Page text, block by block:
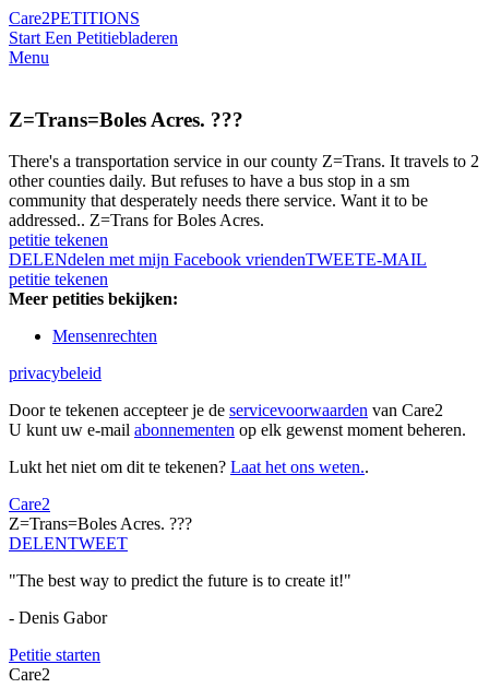
Care2PETITIONS
Start Een Petitiebladeren
Menu
Z=Trans=Boles Acres. ???
There's a transportation service in our county Z=Trans. It travels to 2
other counties daily. But refuses to have a bus stop in a sm
community that desperately needs there service. Want it to be
addressed.. Z=Trans for Boles Acres.
petitie tekenen
DELENdelen met mijn Facebook vriendenTWEETE-MAIL
petitie tekenen
Meer petities bekijken:
Mensenrechten
privacybeleid
Door te tekenen accepteer je de servicevoorwaarden van Care2
U kunt uw e-mail abonnementen op elk gewenst moment beheren.
Lukt het niet om dit te tekenen? Laat het ons weten..
Care2
Z=Trans=Boles Acres. ???
DELENTWEET
"The best way to predict the future is to create it!"
- Denis Gabor
Petitie starten
Care2